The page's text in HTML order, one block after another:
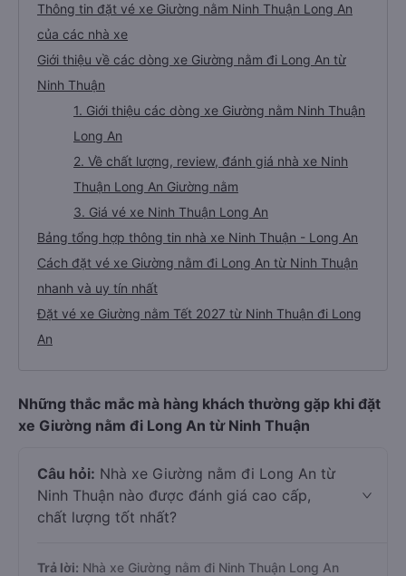
Thông tin đặt vé xe Giường nằm Ninh Thuận Long An
của các nhà xe
Giới thiệu về các dòng xe Giường nằm đi Long An từ
Ninh Thuận
1. Giới thiệu các dòng xe Giường nằm Ninh Thuận
Long An
2. Về chất lượng, review, đánh giá nhà xe Ninh
Thuận Long An Giường nằm
3. Giá vé xe Ninh Thuận Long An
Bảng tổng hợp thông tin nhà xe Ninh Thuận - Long An
Cách đặt vé xe Giường nằm đi Long An từ Ninh Thuận
nhanh và uy tín nhất
Đặt vé xe Giường nằm Tết 2027 từ Ninh Thuận đi Long
An
Những thắc mắc mà hàng khách thường gặp khi đặt
xe Giường nằm đi Long An từ Ninh Thuận
Câu hỏi: Nhà xe Giường nằm đi Long An từ
Ninh Thuận nào được đánh giá cao cấp,
chất lượng tốt nhất?
Trả lời: Nhà xe Giường nằm đi Ninh Thuận Long An